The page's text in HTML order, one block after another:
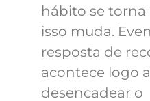
hábito se torna
isso muda.
resposta de
acontece logo
desencadear o